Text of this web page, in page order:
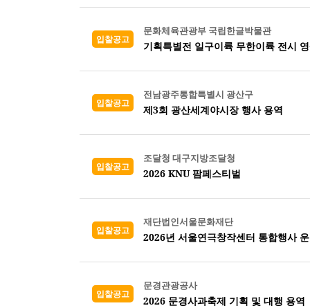
입찰공고
문화체육관광부 국립한글박물관
기획특별전 일구이륙 무한이륙 전시
입찰공고
전남광주통합특별시 광산구
제3회 광산세계야시장 행사 용역
입찰공고
조달청 대구지방조달청
2026 KNU 팜페스티벌
입찰공고
재단법인서울문화재단
2026년 서울연극창작센터 통합행사
입찰공고
문경관광공사
2026 문경사과축제 기획 및 대행 용역